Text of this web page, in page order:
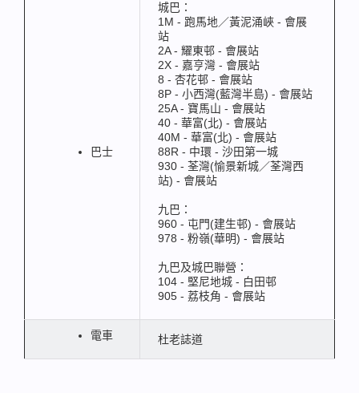
巴士
城巴：
1M - 跑馬地／黃泥涌峽 - 會展
站
2A - 耀東邨 - 會展站
2X - 嘉亨灣 - 會展站
8 - 杏花邨 - 會展站
8P - 小西灣(藍灣半島) - 會展站
25A - 寶馬山 - 會展站
40 - 華富(北) - 會展站
40M - 華富(北) - 會展站
88R - 中環 - 沙田第一城
930 - 荃灣(愉景新城／荃灣西
站) - 會展站
九巴：
960 - 屯門(建生邨) - 會展站
978 - 粉嶺(華明) - 會展站
九巴及城巴聯營：
104 - 堅尼地城 - 白田邨
905 - 荔枝角 - 會展站
電車 杜老誌道